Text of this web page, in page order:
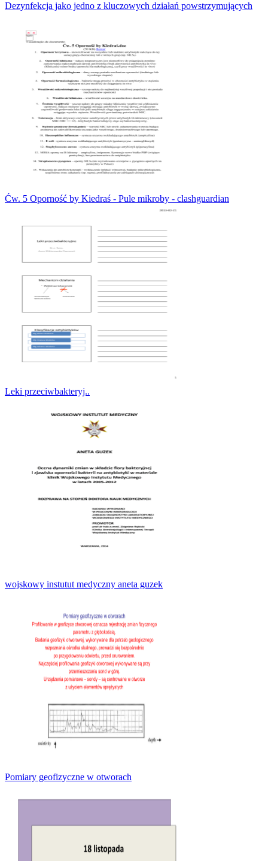
Dezynfekcja jako jedno z kluczowych działań powstrzymujących
Ćw. 5 Oporność by Kiedraś - Pule mikroby - clashguardian
Leki przeciwbakteryj..
wojskowy instutut medyczny aneta guzek
Pomiary geofizyczne w otworach